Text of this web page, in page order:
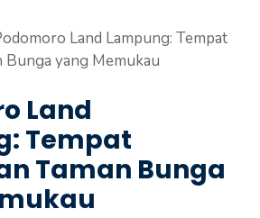
Land Lampung: Tempat
Bunga yang Memukau
Land
Tempat
Taman Bunga